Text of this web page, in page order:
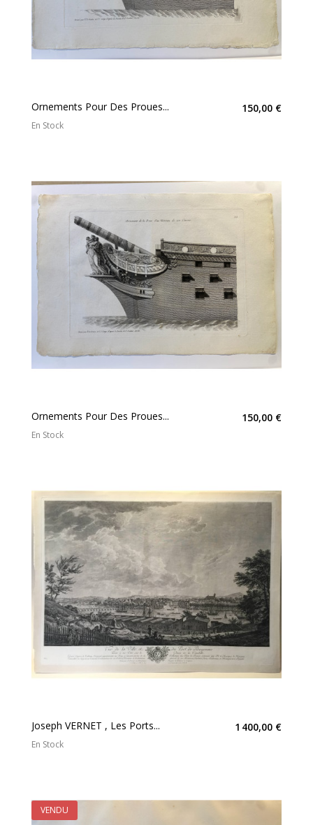
Ornements Pour Des Proues... 150,00 €
En Stock
Ornements Pour Des Proues... 150,00 €
En Stock
Joseph VERNET , Les Ports... 1 400,00 €
En Stock
VENDU